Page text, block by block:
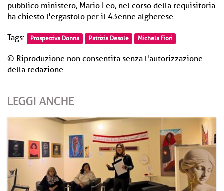
pubblico ministero, Mario Leo, nel corso della requisitoria
ha chiesto l'ergastolo per il 43enne algherese.
Tags: Prospettiva Donna Patrizia Desole Michela Fiori
© Riproduzione non consentita senza l'autorizzazione
della redazione
LEGGI ANCHE